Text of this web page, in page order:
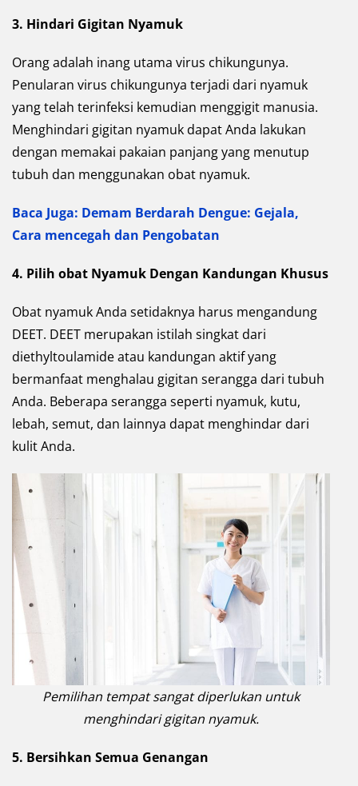
3. Hindari Gigitan Nyamuk
Orang adalah inang utama virus chikungunya.
Penularan virus chikungunya terjadi dari nyamuk
yang telah terinfeksi kemudian menggigit manusia.
Menghindari gigitan nyamuk dapat Anda lakukan
dengan memakai pakaian panjang yang menutup
tubuh dan menggunakan obat nyamuk.
Baca Juga: Demam Berdarah Dengue: Gejala,
Cara mencegah dan Pengobatan
4. Pilih obat Nyamuk Dengan Kandungan Khusus
Obat nyamuk Anda setidaknya harus mengandung
DEET. DEET merupakan istilah singkat dari
diethyltoulamide atau kandungan aktif yang
bermanfaat menghalau gigitan serangga dari tubuh
Anda. Beberapa serangga seperti nyamuk, kutu,
lebah, semut, dan lainnya dapat menghindar dari
kulit Anda.
Pemilihan tempat sangat diperlukan untuk
menghindari gigitan nyamuk.
5. Bersihkan Semua Genangan